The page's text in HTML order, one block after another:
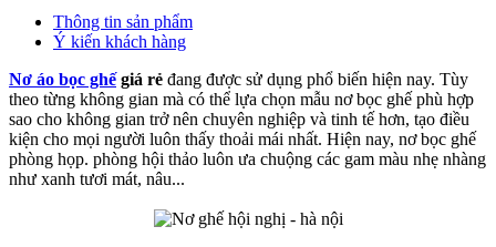
Thông tin sản phẩm
Ý kiến khách hàng
Nơ áo bọc ghếgiá rẻ đang được sử dụng phổ biến hiện nay. Tùy
theo từng không gian mà có thể lựa chọn mẫu nơ bọc ghế phù hợp
sao cho không gian trở nên chuyên nghiệp và tinh tế hơn, tạo điều
kiện cho mọi người luôn thấy thoải mái nhất. Hiện nay, nơ bọc ghế
phòng họp. phòng hội thảo luôn ưa chuộng các gam màu nhẹ nhàng
như xanh tươi mát, nâu...